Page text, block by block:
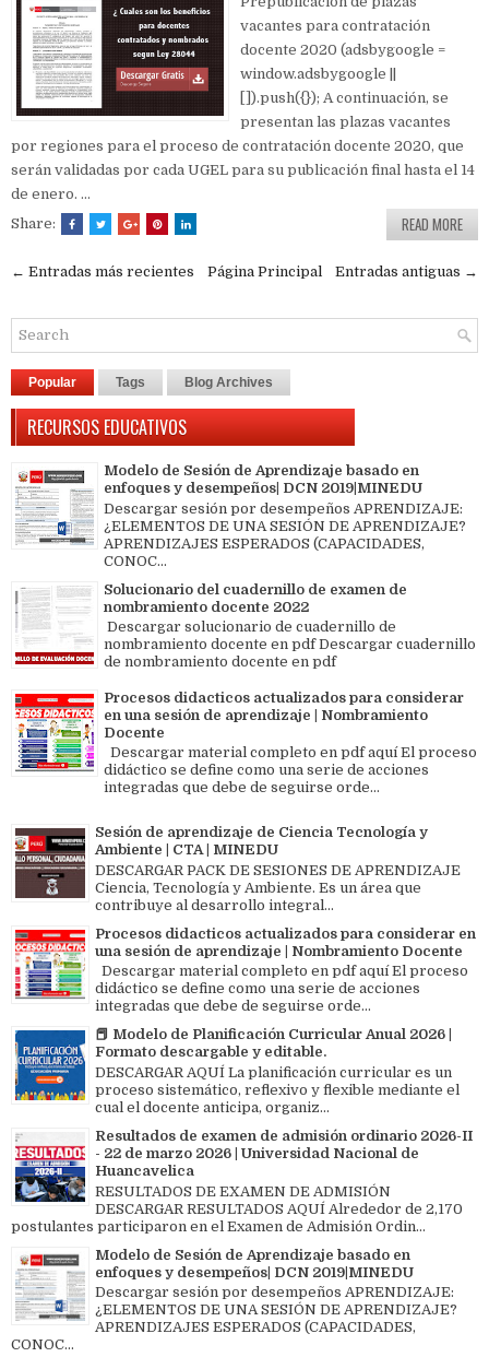
vacantes para contratación
docente 2020 (adsbygoogle =
window.adsbygoogle ||
[]).push({}); A continuación, se
presentan las plazas vacantes
por regiones para el proceso de contratación docente 2020, que
serán validadas por cada UGEL para su publicación final hasta el 14
de enero. ...
Share:
READ MORE
← Entradas más recientes Entradas antiguas →
Página Principal
Popular Tags Blog Archives
RECURSOS EDUCATIVOS
Modelo de Sesión de Aprendizaje basado en
enfoques y desempeños| DCN 2019|MINEDU
Descargar sesión por desempeños APRENDIZAJE:
¿ELEMENTOS DE UNA SESIÓN DE APRENDIZAJE?
APRENDIZAJES ESPERADOS (CAPACIDADES,
CONOC...
Solucionario del cuadernillo de examen de
nombramiento docente 2022
Descargar solucionario de cuadernillo de
nombramiento docente en pdf Descargar cuadernillo
de nombramiento docente en pdf
Procesos didacticos actualizados para considerar
en una sesión de aprendizaje | Nombramiento
Docente
Descargar material completo en pdf aquí El proceso
didáctico se define como una serie de acciones
integradas que debe de seguirse orde...
Sesión de aprendizaje de Ciencia Tecnología y
Ambiente | CTA | MINEDU
DESCARGAR PACK DE SESIONES DE APRENDIZAJE
Ciencia, Tecnología y Ambiente. Es un área que
contribuye al desarrollo integral...
Procesos didacticos actualizados para considerar en
una sesión de aprendizaje | Nombramiento Docente
Descargar material completo en pdf aquí El proceso
didáctico se define como una serie de acciones
integradas que debe de seguirse orde...
📕 Modelo de Planificación Curricular Anual 2026 |
Formato descargable y editable.
DESCARGAR AQUÍ La planificación curricular es un
proceso sistemático, reflexivo y flexible mediante el
cual el docente anticipa, organiz...
Resultados de examen de admisión ordinario 2026-II
- 22 de marzo 2026 | Universidad Nacional de
Huancavelica
RESULTADOS DE EXAMEN DE ADMISIÓN
DESCARGAR RESULTADOS AQUÍ Alrededor de 2,170
postulantes participaron en el Examen de Admisión Ordin...
Modelo de Sesión de Aprendizaje basado en
enfoques y desempeños| DCN 2019|MINEDU
Descargar sesión por desempeños APRENDIZAJE:
¿ELEMENTOS DE UNA SESIÓN DE APRENDIZAJE?
APRENDIZAJES ESPERADOS (CAPACIDADES,
CONOC...